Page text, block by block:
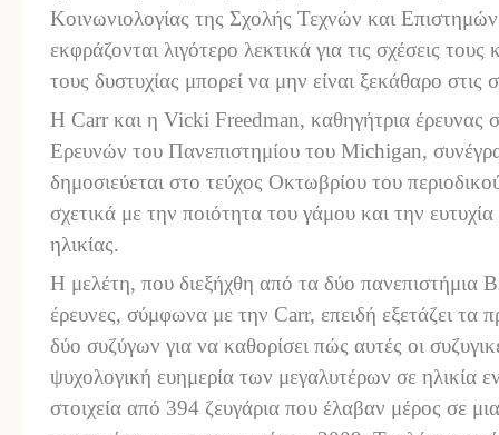
Κοινωνιολογίας της Σχολής Τεχνών και
εκφράζονται λιγότερο λεκτικά για τις σχέσεις
τους δυστυχίας μπορεί να μην είναι ξεκάθαρο στις
Η Carr και η Vicki Freedman, καθηγήτρια έρευνας
Ερευνών του Πανεπιστημίου του Michigan,
δημοσιεύεται στο τεύχος Οκτωβρίου του
σχετικά με την ποιότητα του γάμου και την ευτυχία
ηλικίας.
Η μελέτη, που διεξήχθη από τα δύο πανεπιστήμια
έρευνες, σύμφωνα με την Carr, επειδή εξετάζει τα
δύο συζύγων για να καθορίσει πώς αυτές οι
ψυχολογική ευημερία των μεγαλυτέρων σε ηλικία
στοιχεία από 394 ζευγάρια που έλαβαν μέρος σε